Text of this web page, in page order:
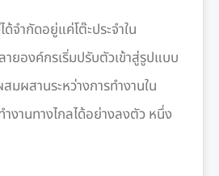
ด้จำกัดอยู่แค่โต๊ะประจำใน
ยองค์กรเริ่มปรับตัวเข้าสู่รูปแบบ
ผสานระหว่างการทำงานใน
งานทางไกลได้อย่างลงตัว หนึ่ง